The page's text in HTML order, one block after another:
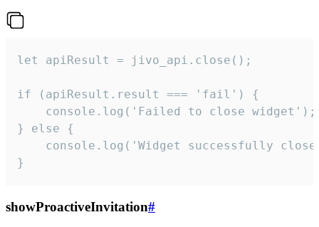
let apiResult = jivo_api.close();
if (apiResult.result === 'fail') {
    console.log('Failed to close widget');
} else {
console.log('Widget successfully
}
showProactiveInvitation#